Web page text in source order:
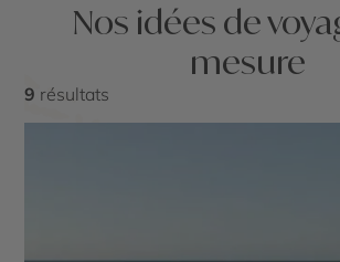
Nos idées de
mesure
9 résultats